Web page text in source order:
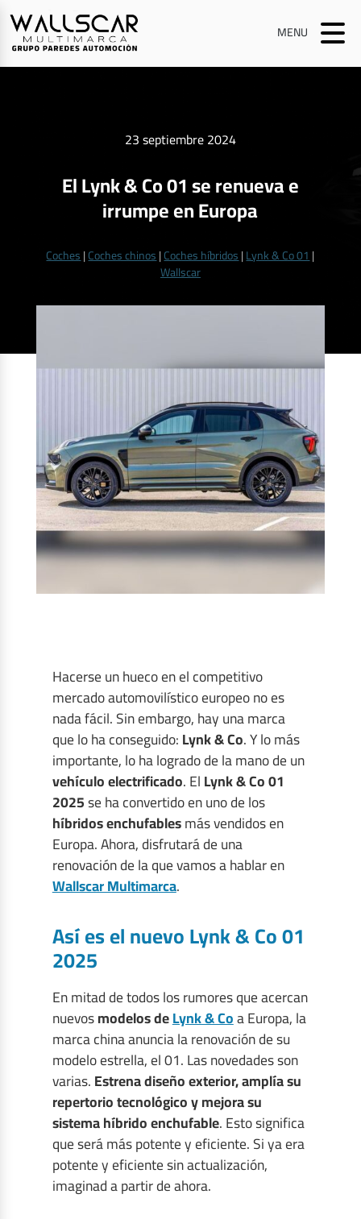
MENU
23 septiembre 2024
El Lynk & Co 01 se renueva e
irrumpe en Europa
Coches|Coches chinos|Coches híbridos|Lynk & Co 01|
Wallscar
Hacerse un hueco en el competitivo
mercado automovilístico europeo no es
nada fácil. Sin embargo, hay una marca
que lo ha conseguido:Lynk & Co. Y lo más
importante, lo ha logrado de la mano de un
vehículo electrificado. ElLynk & Co 01
2025se ha convertido en uno de los
híbridos enchufablesmás vendidos en
Europa. Ahora, disfrutará de una
renovación de la que vamos a hablar en
Wallscar Multimarca.
Así es el nuevo Lynk & Co 01
2025
En mitad de todos los rumores que acercan
nuevosmodelos deLynk & Coa Europa, la
marca china anuncia la renovación de su
modelo estrella, el 01. Las novedades son
varias.Estrena diseño exterior, amplía su
repertorio tecnológico y mejora su
sistema híbrido enchufable. Esto significa
que será más potente y eficiente. Si ya era
potente y eficiente sin actualización,
imaginad a partir de ahora.